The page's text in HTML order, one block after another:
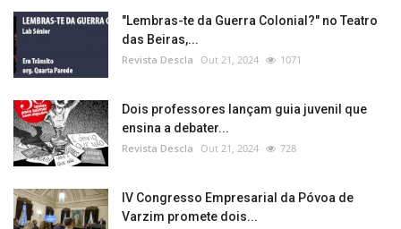
"Lembras-te da Guerra Colonial?" no Teatro
das Beiras,...
Revista Descla Out 21, 2024 1071
Dois professores lançam guia juvenil que
ensina a debater...
Revista Descla Out 21, 2024 728
IV Congresso Empresarial da Póvoa de
Varzim promete dois...